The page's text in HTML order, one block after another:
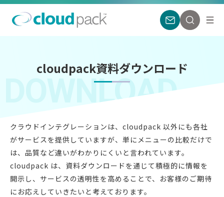
cloudpack資料ダウンロード
DOWNLOAD
クラウドインテグレーションは、cloudpack 以外にも各社
がサービスを提供していますが、単にメニューの比較だけで
は、品質など違いがわかりにくいと言われています。
cloudpack は、資料ダウンロードを通じて積極的に情報を
開示し、サービスの透明性を高めることで、お客様のご期待
にお応えしていきたいと考えております。